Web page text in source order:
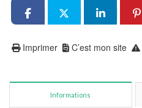
C’est mon site
Imprimer
Informations